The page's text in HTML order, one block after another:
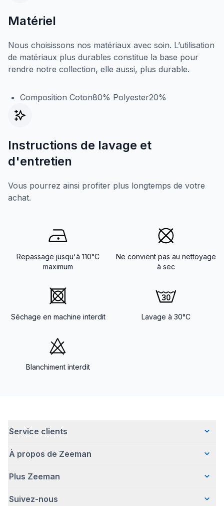
Matériel
Nous choisissons nos matériaux avec soin. L’utilisation
de matériaux plus durables constitue la base pour
rendre notre collection, elle aussi, plus durable.
Composition Coton80% Polyester20%
Instructions de lavage et
d'entretien
Vous pourrez ainsi profiter plus longtemps de votre
achat.
Repassage jusqu'à 110°C
maximum
Ne convient pas au nettoyage
à sec
Séchage en machine interdit Lavage à 30°C
Blanchiment interdit
Service clients
Questions fréquentes
Livraison
À propos de Zeeman
Qui sommes-nous ?
Une entreprise responsable
Plus Zeeman
Communiqué de presse
Suivez-nous